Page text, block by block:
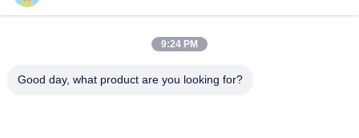
9:24 PM
Good day, what product are you looking for?